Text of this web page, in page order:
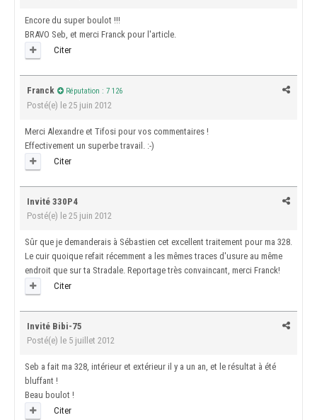
Encore du super boulot !!!
BRAVO Seb, et merci Franck pour l'article.
Citer
Franck Réputation : 7 126
Posté(e) le 25 juin 2012
Merci Alexandre et Tifosi pour vos commentaires !
Effectivement un superbe travail. :-)
Citer
Invité 330P4
Posté(e) le 25 juin 2012
Sûr que je demanderais à Sébastien cet excellent traitement pour ma 328.
Le cuir quoique refait récemment a les mêmes traces d'usure au même
endroit que sur ta Stradale. Reportage très convaincant, merci Franck!
Citer
Invité Bibi-75
Posté(e) le 5 juillet 2012
Seb a fait ma 328, intérieur et extérieur il y a un an, et le résultat à été
bluffant !
Beau boulot !
Citer